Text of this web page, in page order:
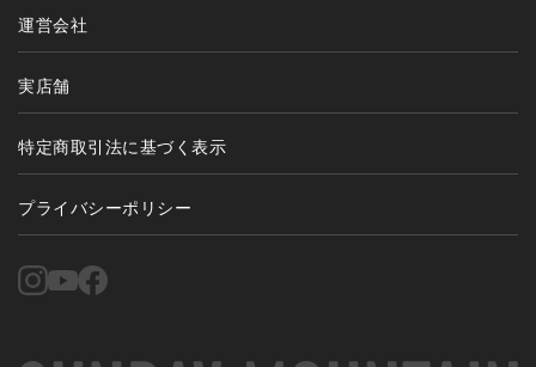
運営会社
実店舗
特定商取引法に基づく表示
プライバシーポリシー